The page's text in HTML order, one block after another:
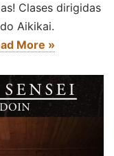
Clases dirigidas
Aikikai.
More »